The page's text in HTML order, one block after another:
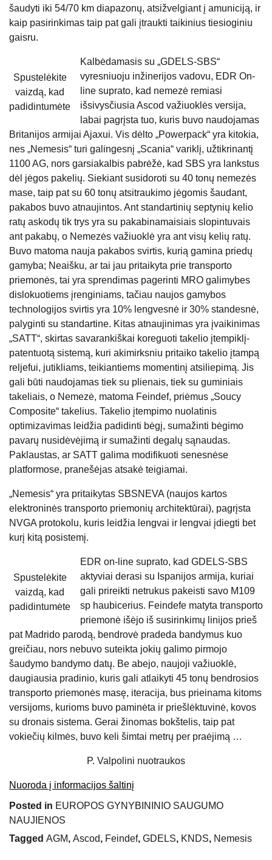
šaudyti iki 54/70 km diapazonų, atsižvelgiant į amuniciją, ir
kaip pasirinkimas taip pat gali įtraukti taikinius tiesioginiu
gaisru.
Spustelėkite
vaizdą, kad
padidintumėte
Kalbėdamasis su „GDELS-SBS“
vyresniuoju inžinerijos vadovu, EDR On-
line suprato, kad nemezė remiasi
išsivysčiusia Ascod važiuoklės versija,
labai pagrįsta tuo, kuris buvo naudojamas
Britanijos armijai Ajaxui. Vis dėlto „Powerpack“ yra kitokia,
nes „Nemesis“ turi galingesnį „Scania“ variklį, užtikrinantį
1100 AG, nors garsiakalbis pabrėžė, kad SBS yra lankstus
dėl jėgos pakelių. Siekiant susidoroti su 40 tonų nemezės
mase, taip pat su 60 tonų atsitraukimo jėgomis šaudant,
pakabos buvo atnaujintos. Ant standartinių septynių kelio
ratų askodų tik trys yra su pakabinamaisiais slopintuvais
ant pakabų, o Nemezės važiuoklė yra ant visų kelių ratų.
Buvo matoma nauja pakabos svirtis, kurią gamina priedų
gamyba; Neaišku, ar tai jau pritaikyta prie transporto
priemonės, tai yra sprendimas pagerinti MRO galimybes
dislokuotiems įrenginiams, tačiau naujos gamybos
technologijos svirtis yra 10% lengvesnė ir 30% standesnė,
palyginti su standartine. Kitas atnaujinimas yra įvaikinimas
„SATT“, skirtas savarankiškai koreguoti takelio įtempiklį-
patentuotą sistemą, kuri akimirksniu pritaiko takelio įtampą
reljefui, jutikliams, teikiantiems momentinį atsiliepimą. Jis
gali būti naudojamas tiek su plienais, tiek su guminiais
takeliais, o Nemezė, matoma Feindef, priėmus „Soucy
Composite“ takelius. Takelio įtempimo nuolatinis
optimizavimas leidžia padidinti bėgį, sumažinti bėgimo
pavarų nusidėvėjimą ir sumažinti degalų sąnaudas.
Paklaustas, ar SATT galima modifikuoti senesnėse
platformose, pranešėjas atsakė teigiamai.
„Nemesis“ yra pritaikytas SBSNEVA (naujos kartos
elektroninės transporto priemonių architektūrai), pagrįsta
NVGA protokolu, kuris leidžia lengvai ir lengvai įdiegti bet
kurį kitą posistemį.
Spustelėkite
vaizdą, kad
padidintumėte
EDR on-line suprato, kad GDELS-SBS
aktyviai derasi su Ispanijos armija, kuriai
gali prireikti netrukus pakeisti savo M109
sp haubicerius. Feindefe matyta transporto
priemonė išėjo iš susirinkimų linijos prieš
pat Madrido parodą, bendrovė pradeda bandymus kuo
greičiau, nors nebuvo suteikta jokių galimo pirmojo
šaudymo bandymo datų. Be abejo, naujoji važiuoklė,
daugiausia pradinio, kuris gali atlaikyti 45 tonų bendrosios
transporto priemonės masę, iteracija, bus prieinama kitoms
versijoms, kurioms buvo paminėta ir priešlėktuvinė, kovos
su dronais sistema. Gerai žinomas bokštelis, taip pat
vokiečių kilmės, buvo keli šimtai metrų per praėjimą …
P. Valpolini nuotraukos
Nuoroda į informacijos šaltinį
Posted in EUROPOS GYNYBININIO SAUGUMO
NAUJIENOS
Tagged AGM, Ascod, Feindef, GDELS, KNDS, Nemesis